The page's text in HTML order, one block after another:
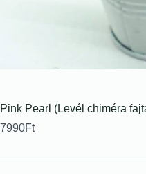
Pink Pearl (Levél chiméra
7990Ft